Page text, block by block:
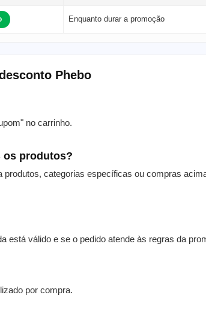
Enquanto durar a promoção
Phebo
no carrinho.
os produtos?
categorias específicas ou compras
está válido e se o pedido atende às regras da
por compra.